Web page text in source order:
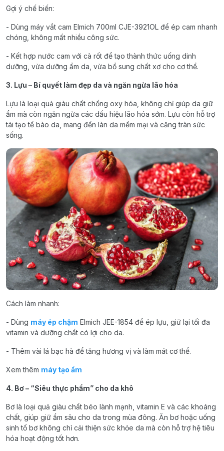
Gợi ý chế biến:
- Dùng máy vắt cam Elmich 700ml CJE-3921OL để ép cam nhanh
chóng, không mất nhiều công sức.
- Kết hợp nước cam với cà rốt để tạo thành thức uống dinh
dưỡng, vừa dưỡng ẩm da, vừa bổ sung chất xơ cho cơ thể.
3. Lựu – Bí quyết làm đẹp da và ngăn ngừa lão hóa
Lựu là loại quả giàu chất chống oxy hóa, không chỉ giúp da giữ
ẩm mà còn ngăn ngừa các dấu hiệu lão hóa sớm. Lựu còn hỗ trợ
tái tạo tế bào da, mang đến làn da mềm mại và căng tràn sức
sống.
Cách làm nhanh:
- Dùng máy ép chậm Elmich JEE-1854 để ép lựu, giữ lại tối đa
vitamin và dưỡng chất có lợi cho da.
- Thêm vài lá bạc hà để tăng hương vị và làm mát cơ thể.
Xem thêm máy tạo ẩm
4. Bơ – “Siêu thực phẩm” cho da khô
Bơ là loại quả giàu chất béo lành mạnh, vitamin E và các khoáng
chất, giúp giữ ẩm sâu cho da trong mùa đông. Ăn bơ hoặc uống
sinh tố bơ không chỉ cải thiện sức khỏe da mà còn hỗ trợ hệ tiêu
hóa hoạt động tốt hơn.